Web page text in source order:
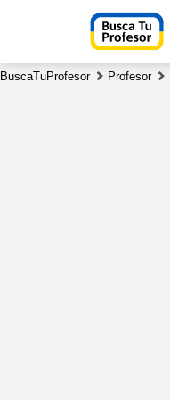
BuscaTuProfesor Profesor